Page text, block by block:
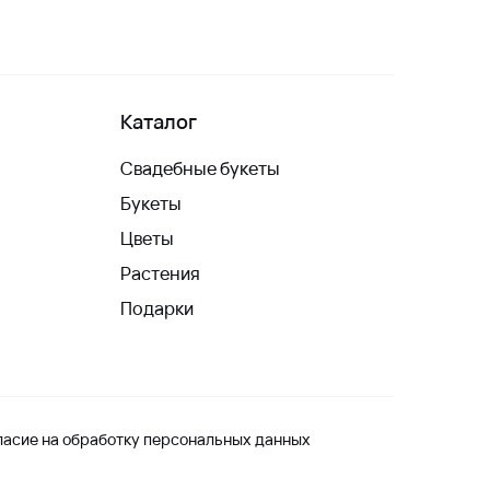
Каталог
Свадебные букеты
Букеты
Цветы
Растения
Подарки
на обработку персональных данных